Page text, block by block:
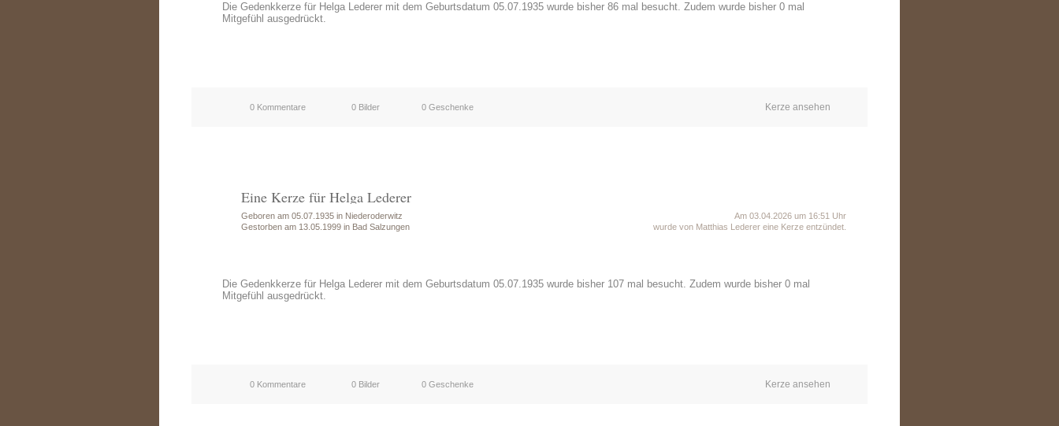
Die Gedenkkerze für Helga Lederer mit dem Geburtsdatum 05.07.1935 wurde bisher 86 mal besucht. Zudem wurde bisher 0 mal
Mitgefühl ausgedrückt.
0 Kommentare 0 Bilder 0 Geschenke Kerze ansehen
Eine Kerze für Helga Lederer
Geboren am 05.07.1935 in Niederoderwitz
Gestorben am 13.05.1999 in Bad Salzungen
Am 03.04.2026 um 16:51 Uhr
wurde von Matthias Lederer eine Kerze entzündet.
Die Gedenkkerze für Helga Lederer mit dem Geburtsdatum 05.07.1935 wurde bisher 107 mal besucht. Zudem wurde bisher 0 mal
Mitgefühl ausgedrückt.
0 Kommentare 0 Bilder 0 Geschenke Kerze ansehen